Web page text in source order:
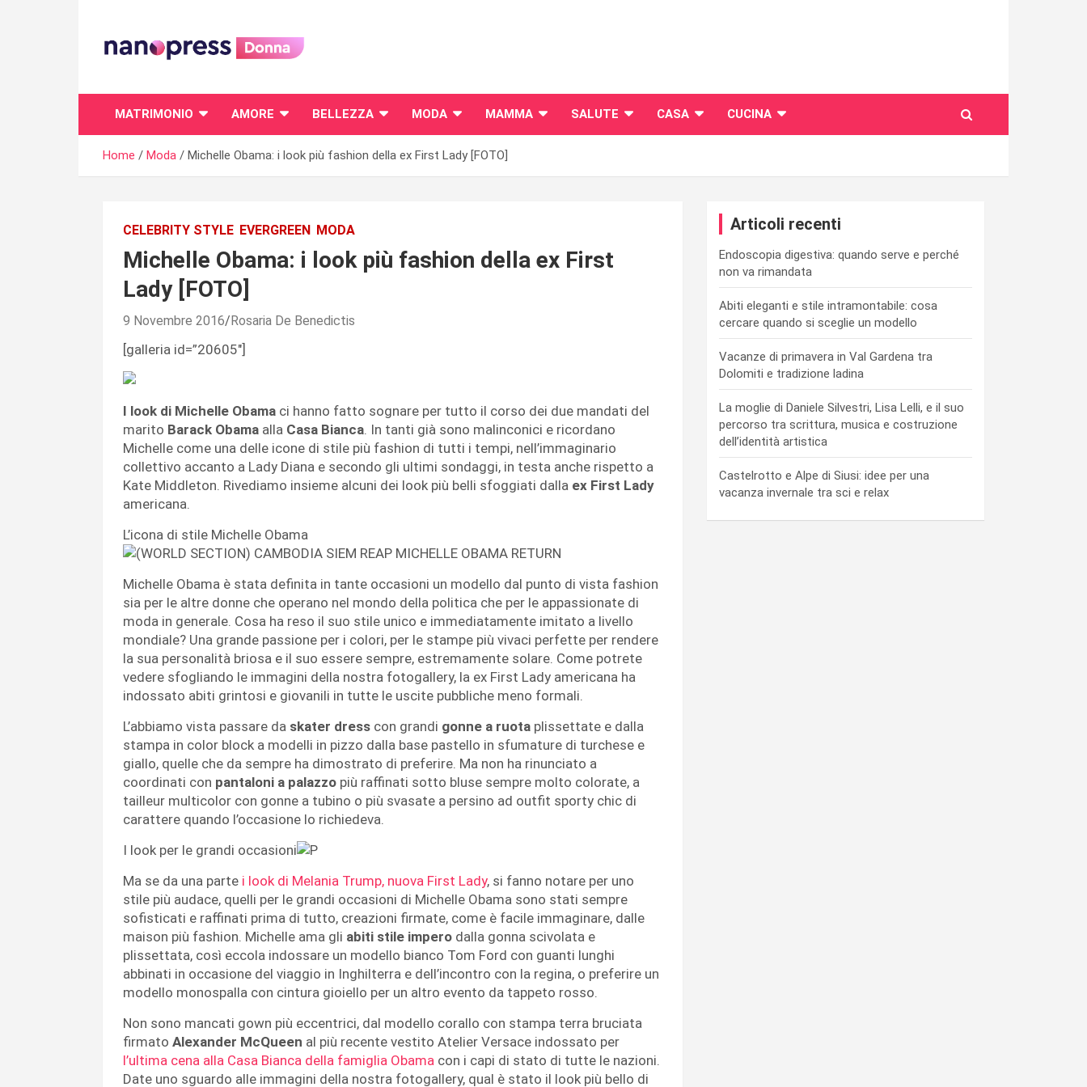
content
MATRIMONIO AMORE BELLEZZA MODA MAMMA SALUTE CASA CUCINA
Home Moda Michelle Obama: i look più fashion della ex First Lady [FOTO]
CELEBRITY STYLE EVERGREEN MODA
Michelle Obama: i look più fashion della ex First
Lady [FOTO]
9 Novembre 2016 Rosaria De Benedictis
[galleria id=”20605″]
I look di Michelle Obama ci hanno fatto sognare per tutto il corso dei due mandati del
marito Barack Obama alla Casa Bianca. In tanti già sono malinconici e ricordano
Michelle come una delle icone di stile più fashion di tutti i tempi, nell’immaginario
collettivo accanto a Lady Diana e secondo gli ultimi sondaggi, in testa anche rispetto a
Kate Middleton. Rivediamo insieme alcuni dei look più belli sfoggiati dalla ex First Lady
americana.
L’icona di stile Michelle Obama
Michelle Obama è stata definita in tante occasioni un modello dal punto di vista fashion
sia per le altre donne che operano nel mondo della politica che per le appassionate di
moda in generale. Cosa ha reso il suo stile unico e immediatamente imitato a livello
mondiale? Una grande passione per i colori, per le stampe più vivaci perfette per rendere
la sua personalità briosa e il suo essere sempre, estremamente solare. Come potrete
vedere sfogliando le immagini della nostra fotogallery, la ex First Lady americana ha
indossato abiti grintosi e giovanili in tutte le uscite pubbliche meno formali.
L’abbiamo vista passare da skater dress con grandi gonne a ruota plissettate e dalla
stampa in color block a modelli in pizzo dalla base pastello in sfumature di turchese e
giallo, quelle che da sempre ha dimostrato di preferire. Ma non ha rinunciato a
coordinati con pantaloni a palazzo più raffinati sotto bluse sempre molto colorate, a
tailleur multicolor con gonne a tubino o più svasate a persino ad outfit sporty chic di
carattere quando l’occasione lo richiedeva.
I look per le grandi occasioni
Ma se da una parte i look di Melania Trump, nuova First Lady, si fanno notare per uno
stile più audace, quelli per le grandi occasioni di Michelle Obama sono stati sempre
sofisticati e raffinati prima di tutto, creazioni firmate, come è facile immaginare, dalle
maison più fashion. Michelle ama gli abiti stile impero dalla gonna scivolata e
plissettata, così eccola indossare un modello bianco Tom Ford con guanti lunghi
abbinati in occasione del viaggio in Inghilterra e dell’incontro con la regina, o preferire un
modello monospalla con cintura gioiello per un altro evento da tappeto rosso.
Non sono mancati gown più eccentrici, dal modello corallo con stampa terra bruciata
firmato Alexander McQueen al più recente vestito Atelier Versace indossato per
l’ultima cena alla Casa Bianca della famiglia Obama con i capi di stato di tutte le nazioni.
Date uno sguardo alle immagini della nostra fotogallery, qual è stato il look più bello di
Articoli recenti
Endoscopia digestiva: quando serve e perché
non va rimandata
Abiti eleganti e stile intramontabile: cosa
cercare quando si sceglie un modello
Vacanze di primavera in Val Gardena tra
Dolomiti e tradizione ladina
La moglie di Daniele Silvestri, Lisa Lelli, e il suo
percorso tra scrittura, musica e costruzione
dell’identità artistica
Castelrotto e Alpe di Siusi: idee per una
vacanza invernale tra sci e relax